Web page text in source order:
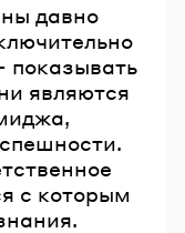
давно
показывать
являются
с которым